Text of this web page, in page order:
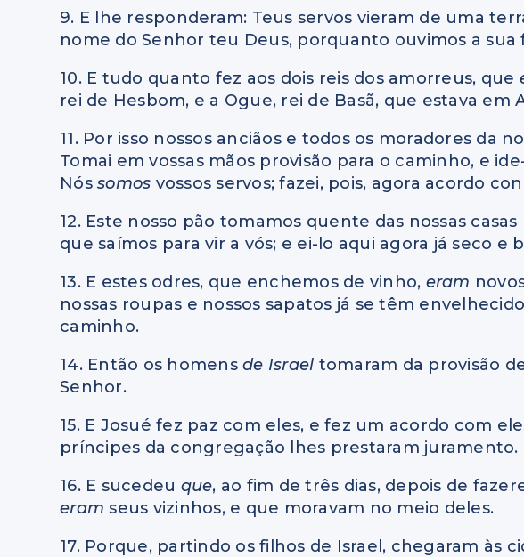
9. E lhe responderam: Teus servos vieram de uma
nome do Senhor teu Deus, porquanto ouvimos a
10. E tudo quanto fez aos dois reis dos amorreus, que
rei de Hesbom, e a Ogue, rei de Basã, que estava em
11. Por isso nossos anciãos e todos os moradores da
Tomai em vossas mãos provisão para o caminho, e
Nóssomos vossos servos; fazei, pois, agora acordo
12. Este nosso pão tomamos quente das nossas
que saímos para vir a vós; e ei-lo aqui agora já seco e
13. E estes odres, que enchemos de vinho, eram
nossas roupas e nossos sapatos já se têm
caminho.
14. Então os homensde Israel tomaram da provisão
Senhor.
15. E Josué fez paz com eles, e fez um acordo com
príncipes da congregação lhes prestaram juramento.
16. E sucedeu que, ao fim de três dias, depois de
eramseus vizinhos, e que moravam no meio deles.
17. Porque, partindo os filhos de Israel, chegaram às